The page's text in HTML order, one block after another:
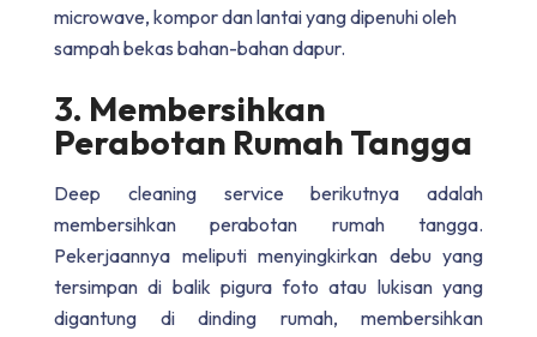
microwave, kompor dan lantai yang dipenuhi oleh
sampah bekas bahan-bahan dapur.
3. Membersihkan
Perabotan Rumah Tangga
Deep cleaning service berikutnya adalah
membersihkan perabotan rumah tangga.
Pekerjaannya meliputi menyingkirkan debu yang
tersimpan di balik pigura foto atau lukisan yang
digantung di dinding rumah, membersihkan